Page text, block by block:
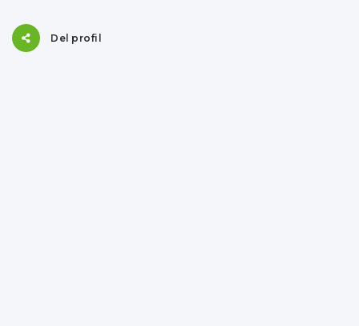
Del profil